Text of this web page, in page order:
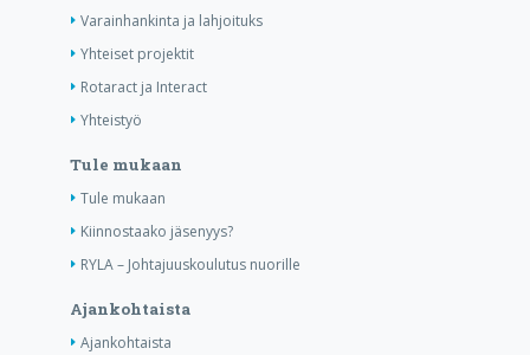
Varainhankinta ja lahjoituks
Yhteiset projektit
Rotaract ja Interact
Yhteistyö
Tule mukaan
Tule mukaan
Kiinnostaako jäsenyys?
RYLA – Johtajuuskoulutus nuorille
Ajankohtaista
Ajankohtaista